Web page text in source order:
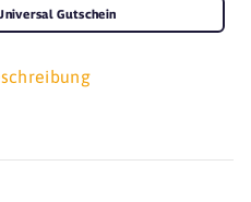
Gutschein